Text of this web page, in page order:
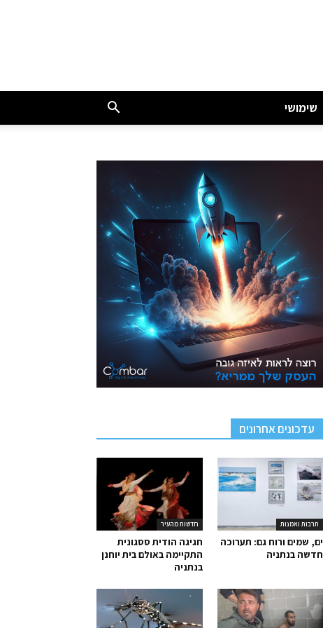
שימושי
עדכונים אחרונים
חדשות מהעיר
חגיגה הודית ססגונית
התקיימה באולם בית יוחנן
בנתניה
תרבות ואמנות
ים, שמים ורוח גם: תערוכה
חדשה בנתניה